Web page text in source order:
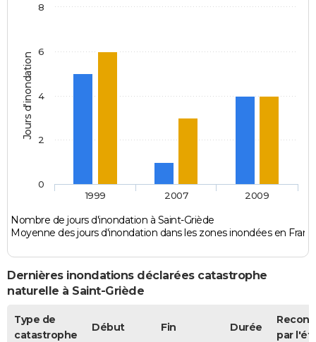
Jours d'inondation
Nombre de jours d'inondation à Saint-Griède
Moyenne des jours d'inondation dans les zones inondées en
1999 2007 2009
0
2
4
6
8
Dernières inondations déclarées catastrophe
naturelle à Saint-Griède
Type de
catastrophe
Début Fin Durée
par